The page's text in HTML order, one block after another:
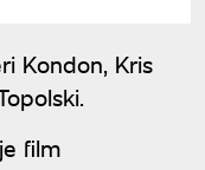
Kondon, Kris
film